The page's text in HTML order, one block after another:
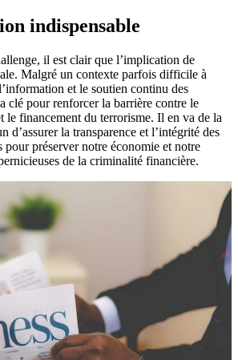
indispensable
il est clair que l’implication de
Malgré un contexte parfois difficile à
et le soutien continu des
clé pour renforcer la barrière contre le
le financement du terrorisme. Il en va de la
d’assurer la transparence et l’intégrité des
pour préserver notre économie et notre
de la criminalité financière.